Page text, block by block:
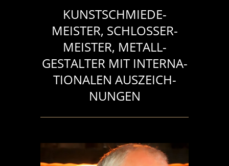
KUNST­SCHMIEDE­
MEISTER, SCHLOSSER­
MEISTER, METALL­
GESTALTER MIT INTERNA­
TIONALEN AUSZEICH­
NUNGEN